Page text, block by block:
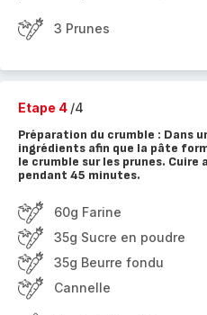
3 Prunes
Etape 4 /4
Préparation du crumble : Dans
ingrédients afin que la pâte
le crumble sur les prunes. Cuire
pendant 45 minutes.
60g Farine
35g Sucre en poudre
35g Beurre fondu
Cannelle